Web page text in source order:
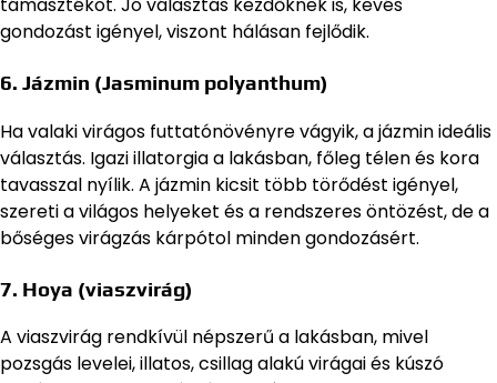
támasztékot. Jó választás kezdőknek is, kevés
gondozást igényel, viszont hálásan fejlődik.
6. Jázmin (Jasminum polyanthum)
Ha valaki virágos futtatónövényre vágyik, a jázmin ideális
választás. Igazi illatorgia a lakásban, főleg télen és kora
tavasszal nyílik. A jázmin kicsit több törődést igényel,
szereti a világos helyeket és a rendszeres öntözést, de a
bőséges virágzás kárpótol minden gondozásért.
7. Hoya (viaszvirág)
A viaszvirág rendkívül népszerű a lakásban, mivel
pozsgás levelei, illatos, csillag alakú virágai és kúszó